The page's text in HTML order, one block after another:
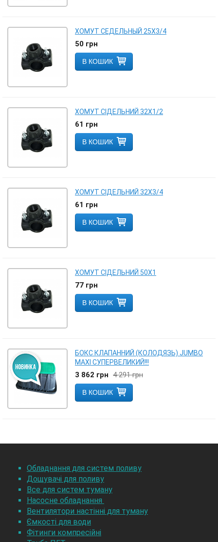
ХОМУТ СЕДЕЛЬНЫЙ 25Х3/4
50 грн
В КОШИК
ХОМУТ СІДЕЛЬНИЙ 32Х1/2
61 грн
В КОШИК
ХОМУТ СІДЕЛЬНИЙ 32Х3/4
61 грн
В КОШИК
ХОМУТ СІДЕЛЬНИЙ 50Х1
77 грн
В КОШИК
БОКС КЛАПАННИЙ (КОЛОДЯЗЬ) JUMBO
MAXI СУПЕРВЕЛИКИЙ!!!
3 862 грн 4 291 грн
В КОШИК
Обладнання для систем поливу
Дощувачі для поливу
Все для систем туману
Насосне обладнання
Вентилятори настінні для туману
Ємкості для води
Фітинги компресійні